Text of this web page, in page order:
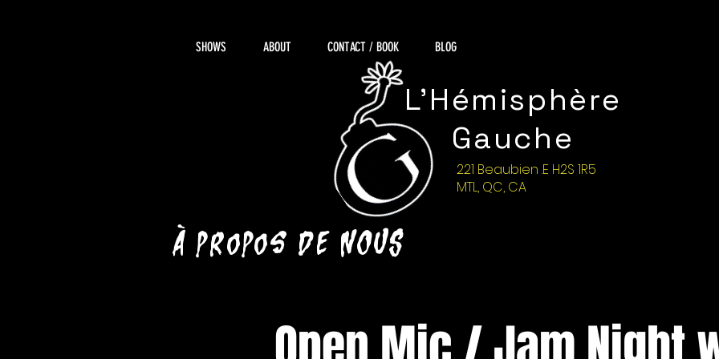
221 Beaubien .E H2S 1R5
MTL, QC, CA
L'Hémisphère
Gauche
SHOWS ABOUT CONTACT / BOOK BLOG
À propos de NOUS